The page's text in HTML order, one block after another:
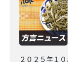
２０２５年１